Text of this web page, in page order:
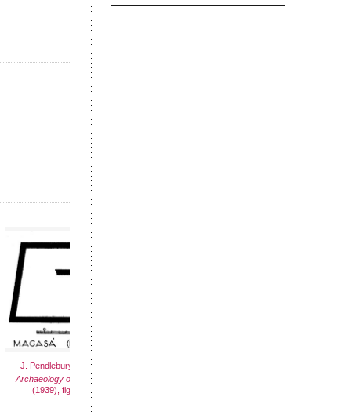
J. Pendlebury,
The
Archaeology of Crete
(1939), fig. 2